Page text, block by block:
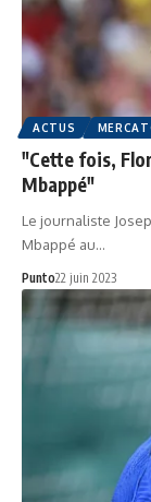
ACTUS
"Cette fois,
Mbappé"
Le journaliste
Mbappé au…
Punto22 juin 2023